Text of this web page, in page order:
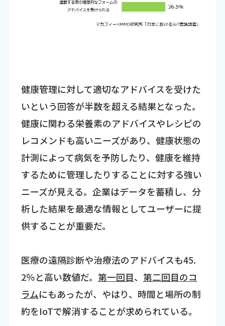
健康管理に対して適切なアドバイスを受けた
いという回答が半数を超える結果となった。
健康に関わる栄養素のアドバイスやレシピの
レコメンドも高いニーズがあり、健康状態の
計測によって病気を予防したり、健康を維持
するために管理したりすることに対する強い
ニーズが見える。企業はデータを蓄積し、分
析した結果を最適な情報としてユーザーに提
供することが重要だ。
医療の遠隔診断や治療法のアドバイスも45.
2％と高い数値だ。 第一回目、 第二回目のコ
ラムにもあったが、やはり、時間と場所の制
約をIoTで解消することが求められている。